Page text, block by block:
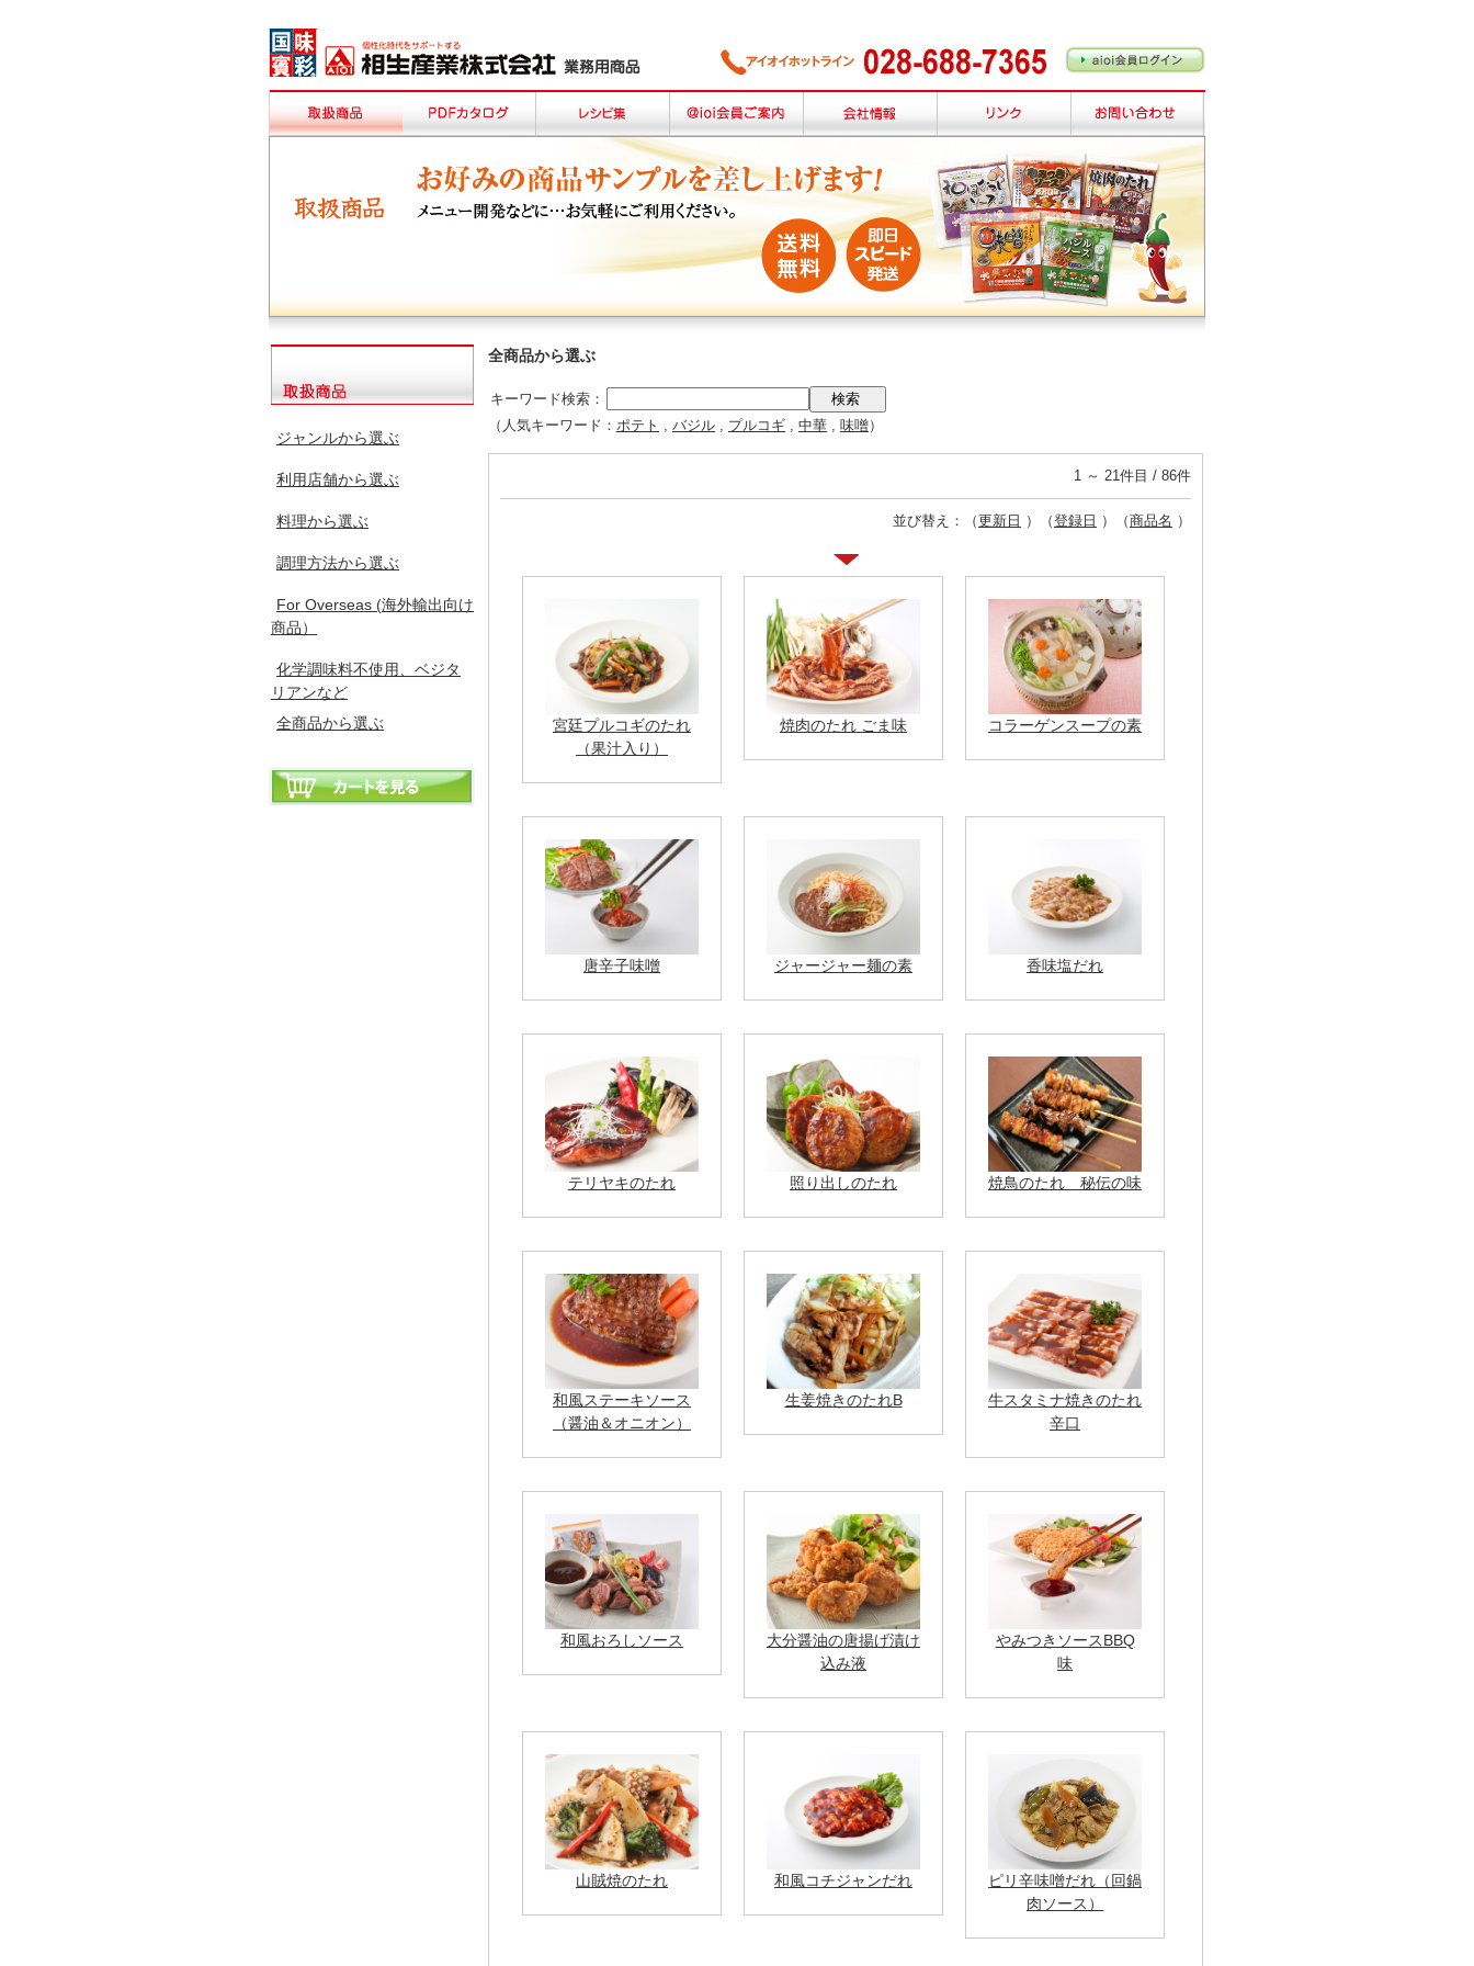
ジャンルから選ぶ
利用店舗から選ぶ
料理から選ぶ
調理方法から選ぶ
For Overseas (海外輸出向け
商品）
化学調味料不使用、ベジタ
リアンなど
全商品から選ぶ
全商品から選ぶ
キーワード検索：
（人気キーワード： ポテト , バジル , プルコギ , 中華 , 味噌）
1 ～ 21件目 / 86件
並び替え：（更新日 ）（登録日 ）（商品名 ）
宮廷プルコギのたれ
（果汁入り）
焼肉のたれ ごま味 コラーゲンスープの素
唐辛子味噌 ジャージャー麺の素 香味塩だれ
テリヤキのたれ 照り出しのたれ 焼鳥のたれ 秘伝の味
和風ステーキソース
（醤油＆オニオン）
生姜焼きのたれB
牛スタミナ焼きのたれ
辛口
和風おろしソース
大分醤油の唐揚げ漬け
込み液
やみつきソースBBQ
味
山賊焼のたれ 和風コチジャンだれ
ピリ辛味噌だれ（回鍋
肉ソース）